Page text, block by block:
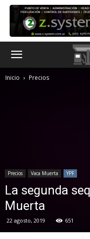
Inicio Precios
Precios Vaca Muerta YPF
La segunda
Muerta
22 agosto, 2019 651